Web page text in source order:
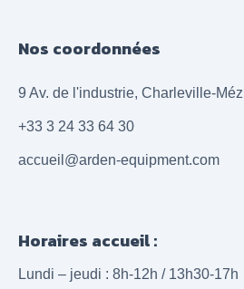
Nos coordonnées
9 Av. de l'industrie, Charleville-
+33 3 24 33 64 30
accueil@arden-equipment.com
Horaires accueil :
Lundi – jeudi : 8h-12h / 13h30-17h